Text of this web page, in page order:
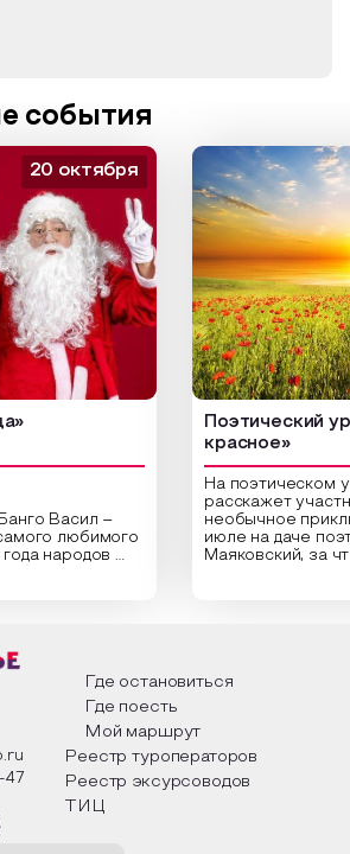
события
Васил –
любимого
народов
новый год в
какие
на удачу и
схожи и
Кто такой
он пришел, как
уголках
елочные
20 октября
Поэтический
красное»
На поэтическом
расскажет
необычное
июле на даче
Маяковский, за
Твардовского и
каждой строчке
восхищение
яркому времени
Где остановиться
Где поесть
Мой маршрут
47
Реестр туроператоров
Реестр эксурсоводов
ТИЦ